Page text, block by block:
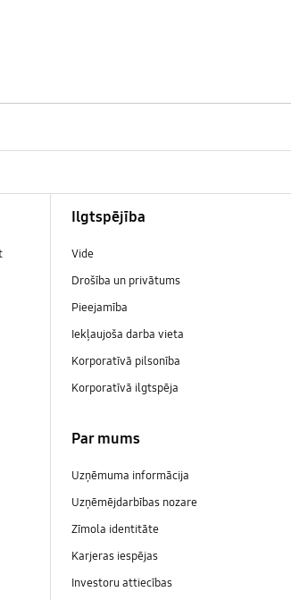
Ilgtspējība
Vide
Drošība un privātums
Pieejamība
Iekļaujoša darba vieta
Korporatīvā pilsonība
Korporatīvā ilgtspēja
Par mums
Uzņēmuma informācija
Uzņēmējdarbības nozare
Zīmola identitāte
Karjeras iespējas
Investoru attiecības